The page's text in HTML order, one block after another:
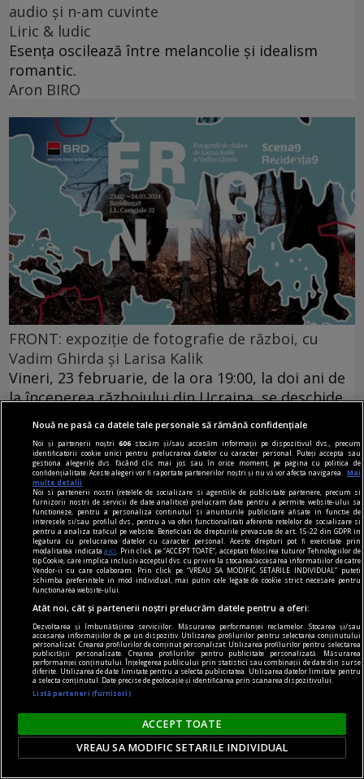
audio şi n-am cuvinte
Liric & ludic
Esența oscilează între melancolie și idealism
romantic.
Aron BIRO
FRONT: expoziție de fotografie de război, cu
Vadim Ghirda și Larisa Kalik
Vineri, 23 februarie, de la ora 19:00, la doi ani de
la începerea războiului din Ucraina, se deschide
expoziția de fotografie de război FRONT, la
Rezidența9 (I.L. Caragiale 32) din București.
în oraș
Vă invităm joi, 15 februarie, de la ora 18, la
Librăria Humanitas de la Cişmigiu (bd. Regina
Nouă ne pasă ca datele tale personale să rămână confidențiale
Noi și partenerii noștri606 stocăm și/sau accesăm informații pe dispozitivul dvs., precum
identificatorii cookie unici pentru prelucrarea datelor cu caracter personal. Puteți accepta sau
gestiona alegerile dvs. făcând clic mai jos sau în orice moment, pe pagina cu politica de
confidențialitate. Aceste alegeri vor fi raportate partenerilor noștri și nu vă vor afecta navigarea.
Mai
multe detalii
Noi si partenerii nostri (retelele de socializare si agentiile de publicitate partenere, precum si
furnizorii nostri de servicii de date analitice) prelucram date pentru a permite website-ului sa
functioneze, pentru a personaliza continutul si anunturile publicitare afisate in functie de
interesele si/sau profilul dvs., pentru a va oferi functionalitati aferente retelelor de socializare si
pentru a analiza traficul pe website. Beneficiati de drepturile prevazute de art. 15-22 din GDPR in
legatura cu prelucrarea datelor cu caracter personal. Aceste drepturi pot fi exercitate prin
modalitatea indicataaici
. Prin click pe “ACCEPT TOATE”, acceptati folosirea tuturor Tehnologiilor de
tip Cookie, care implica inclusiv acceptul dvs. cu privire la stocarea/accesarea informatiilor de catre
Vendor-ii cu care colaboram. Prin click pe “VREAU SA MODIFIC SETARILE INDIVIDUAL” puteti
schimba preferintele in mod individual, mai putin cele legate de cookie strict necesare pentru
functionarea website-ului.
Atât noi, cât și partenerii noștri prelucrăm datele pentru a oferi:
Dezvoltarea și îmbunătățirea serviciilor. Măsurarea performanței reclamelor. Stocarea și/sau
accesarea informațiilor de pe un dispozitiv. Utilizarea profilurilor pentru selectarea conținutului
personalizat. Crearea profilurilor de conținut personalizat. Utilizarea profilurilor pentru selectarea
publicității personalizate. Crearea profilurilor pentru publicitate personalizată. Măsurarea
performanței conținutului. Înțelegerea publicului prin statistici sau combinații de date din surse
diferite. Utilizarea de date limitate pentru a selecta publicitatea. Utilizarea datelor limitate pentru
a selecta conținutul. Date precise de geolocație și identificarea prin scanarea dispozitivului.
Listă parteneri (furnizori)
ACCEPT TOATE
VREAU SA MODIFIC SETARILE INDIVIDUAL